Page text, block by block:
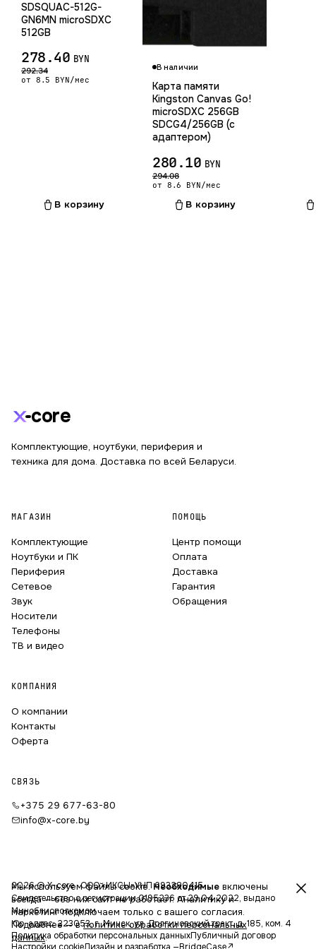
SDSQUAC-512G-
GN6MN microSDXC
512GB
278.40 BYN
292.34
от 8.5 BYN/мес
В корзину
В наличии
Карта памяти
Kingston Canvas Go!
microSDXC 256GB
SDCG4/256GB (с
адаптером)
280.10 BYN
294.08
от 8.6 BYN/мес
В корзину
core
Комплектующие, ноутбуки, периферия и
техника для дома. Доставка по всей Беларуси.
МАГАЗИН
Комплектующие
Ноутбуки и ПК
Периферия
Сетевое
Звук
Носители
Телефоны
ТВ и видео
ПОМОЩЬ
Центр помощи
Оплата
Доставка
Гарантия
Обращения
КОМПАНИЯ
О компании
Контакты
Оферта
СВЯЗЬ
+375 29 677-63-80
info@x-core.by
2026 © X-core · ООО «ИКСЫ»УНП 693280415
Свидетельство о регистрации 0195236 от 29.04.2022, выдано
Миноблисполкомом
Юр. адрес: 223053, г. Минск, ул. Долгиновский тракт, д. 185, ком. 4
Политика обработки персональных данныхПубличный договор
Мы используем файлы cookie.Необходимые включены
всегда — без них сайт не работает. Аналитику и
маркетинг подключаем только с вашего согласия.
Подробнее — вполитике обработки персональных
данных.